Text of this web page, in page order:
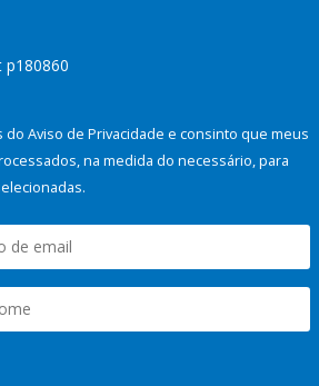
p180860
Aviso de Privacidade e consinto que meus
na medida do necessário, para